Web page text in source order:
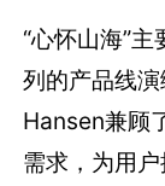
“心怀山海”主
列的产品线
Hansen兼顾
需求，为用